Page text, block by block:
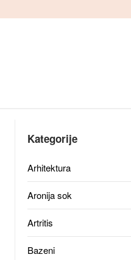
Kategorije
Arhitektura
Aronija sok
Artritis
Bazeni